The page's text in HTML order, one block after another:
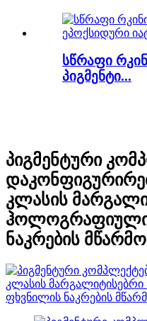
სწრაფი
პიგმენტი...
პიგმენტური
კლასის
ჰოლოგრაფიული
ნაკრების